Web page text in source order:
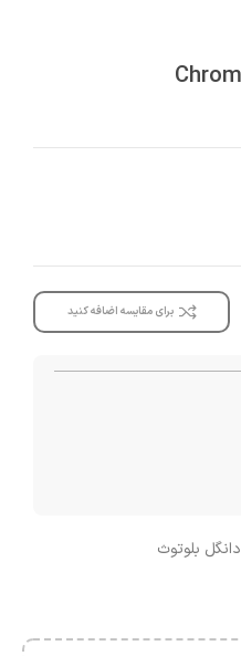
برای مقایسه اضافه کنید
دانگل بلوتوث